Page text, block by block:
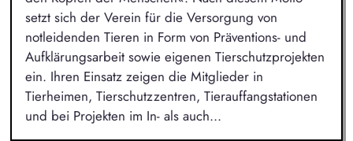
setzt sich der Verein für die Versorgung von
notleidenden Tieren in Form von Präventions- und
Aufklärungsarbeit sowie eigenen Tierschutzprojekten
ein. Ihren Einsatz zeigen die Mitglieder in
Tierheimen, Tierschutzzentren, Tierauffangstationen
und bei Projekten im In- als auch...